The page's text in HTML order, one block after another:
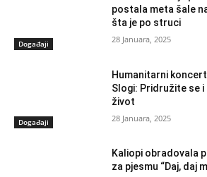
Događaji
postala meta šale
šta je po struci
28 Januara, 2025
Događaji
Humanitarni
Slogi: Pridružite se
život
28 Januara, 2025
Kaliopi obradovala
za pjesmu “Daj, daj